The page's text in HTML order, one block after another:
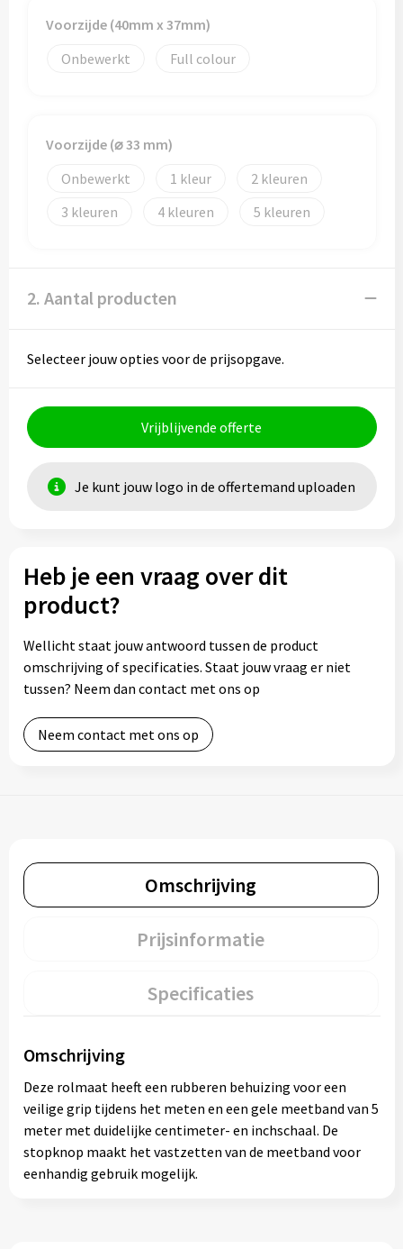
Voorzijde (40mm x 37mm)
Onbewerkt
Full colour
Voorzijde (⌀ 33 mm)
Onbewerkt
1
2
3
4 5
2. Aantal producten
Selecteer jouw opties voor de prijsopgave.
Vrijblijvende offerte
Je kunt jouw logo in de offertemand uploaden
Heb je een vraag over dit
product?
Wellicht staat jouw antwoord tussen de product
omschrijving of specificaties. Staat jouw vraag er niet
tussen? Neem dan contact met ons op
Neem contact met ons op
Omschrijving
Prijsinformatie
Specificaties
Omschrijving
Deze rolmaat heeft een rubberen behuizing voor een
veilige grip tijdens het meten en een gele meetband van 5
meter met duidelijke centimeter- en inchschaal. De
stopknop maakt het vastzetten van de meetband voor
eenhandig gebruik mogelijk.